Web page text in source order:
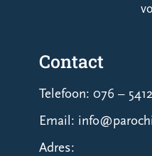
Contact
Telefoon: 076 –
Email:
Adres: